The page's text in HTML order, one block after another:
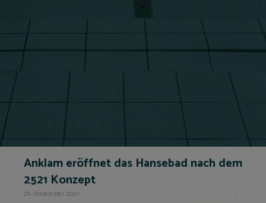
Anklam eröffnet das Hansebad nach dem
2521 Konzept
29. November 2021